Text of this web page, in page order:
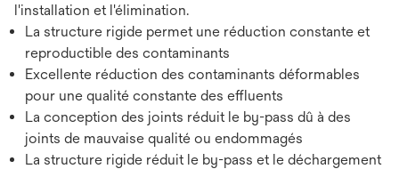
l'installation et l'élimination.
La structure rigide permet une réduction constante et
reproductible des contaminants
Excellente réduction des contaminants déformables
pour une qualité constante des effluents
La conception des joints réduit le by-pass dû à des
joints de mauvaise qualité ou endommagés
La structure rigide réduit le by-pass et le déchargement